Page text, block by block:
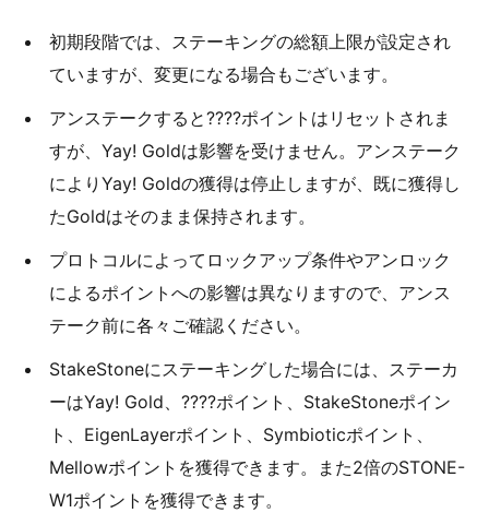
初期段階では、ステーキングの総額上限が設定され
ていますが、変更になる場合もございます。
アンステークすると????ポイントはリセットされま
すが、Yay! Goldは影響を受けません。アンステーク
によりYay! Goldの獲得は停止しますが、既に獲得し
たGoldはそのまま保持されます。
プロトコルによってロックアップ条件やアンロック
によるポイントへの影響は異なりますので、アンス
テーク前に各々ご確認ください。
StakeStoneにステーキングした場合には、ステーカ
ーはYay! Gold、????ポイント、StakeStoneポイン
ト、EigenLayerポイント、Symbioticポイント、
Mellowポイントを獲得できます。また2倍のSTONE-
W1ポイントを獲得できます。